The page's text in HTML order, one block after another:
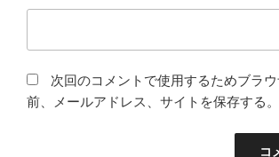
次回のコメントで使用するためブラ
前、メールアドレス、サイトを保存する。